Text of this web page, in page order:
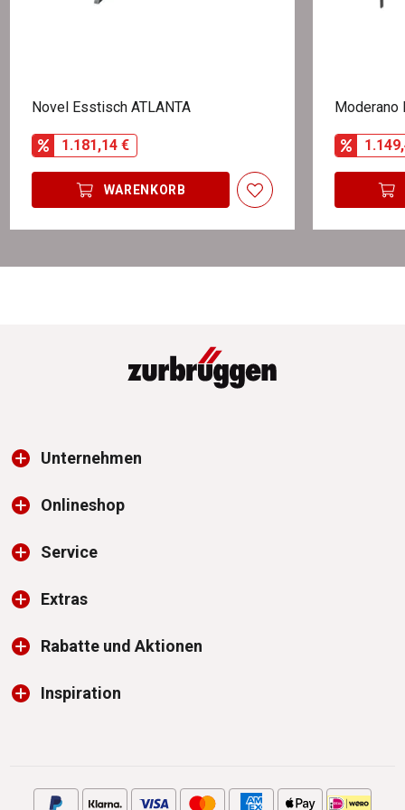
Novel Esstisch ATLANTA
1.181,14 €
WARENKORB
Moderano
Unternehmen
Onlineshop
Service
Extras
Rabatte und Aktionen
Inspiration